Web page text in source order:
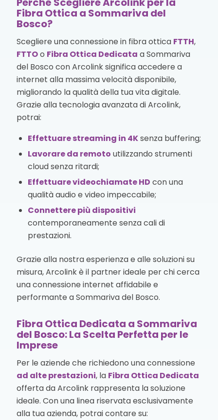
Fibra Ottica a Sommariva del
Bosco?
Scegliere una connessione in fibra ottica FTTH,
FTTOo Fibra Ottica Dedicata a Sommariva
del Bosco con Arcolink significa accedere a
internet alla massima velocità disponibile,
migliorando la qualità della tua vita digitale.
Grazie alla tecnologia avanzata di Arcolink,
potrai:
Effettuare streaming in 4Ksenza buffering;
Lavorare da remoto utilizzando strumenti
cloud senza ritardi;
Effettuare videochiamate HD con una
qualità audio e video impeccabile;
Connettere più dispositivi
contemporaneamente senza cali di
prestazioni.
Grazie alla nostra esperienza e alle soluzioni su
misura, Arcolink è il partner ideale per chi cerca
una connessione internet affidabile e
performante a Sommariva del Bosco.
Fibra Ottica Dedicata a Sommariva
del Bosco: La Scelta Perfetta per le
Imprese
Per le aziende che richiedono una connessione
ad alte prestazioni, la Fibra Ottica Dedicata
offerta da Arcolink rappresenta la soluzione
ideale. Con una linea riservata esclusivamente
alla tua azienda, potrai contare su: